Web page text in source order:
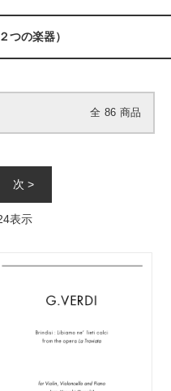
つの楽器）
全 86 商品
次 >
表示